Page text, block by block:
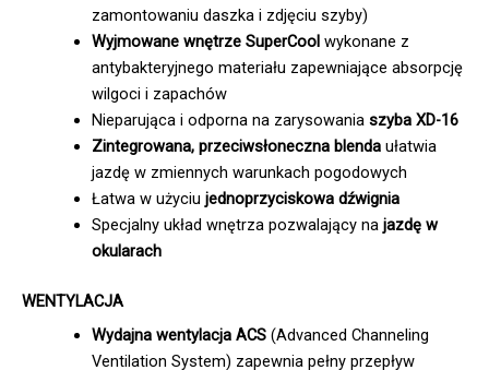
zamontowaniu daszka i zdjęciu szyby)
Wyjmowane wnętrze SuperCoolwykonane z
antybakteryjnego materiału zapewniające absorpcję
wilgoci i zapachów
Nieparująca i odporna na zarysowania szyba XD-16
Zintegrowana, przeciwsłoneczna blenda ułatwia
jazdę w zmiennych warunkach pogodowych
Łatwa w użyciu jednoprzyciskowa dźwignia
Specjalny układ wnętrza pozwalający najazdę w
okularach
WENTYLACJA
Wydajna wentylacja ACS (Advanced Channeling
Ventilation System) zapewnia pełny przepływ